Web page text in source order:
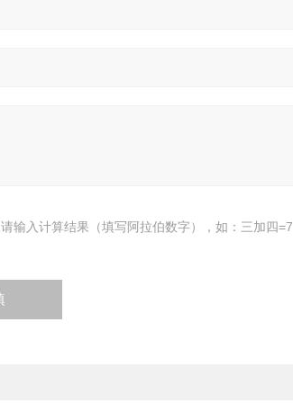
请输入计算结果（填写阿拉伯数字），如：三加四=7